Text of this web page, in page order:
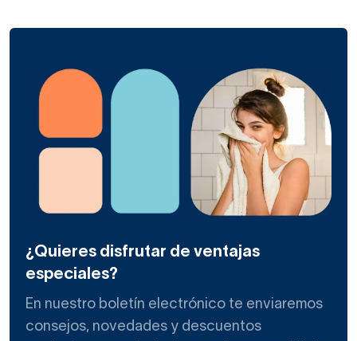
¿Quieres disfrutar de ventajas
especiales?
En nuestro boletín electrónico te enviaremos
consejos, novedades y descuentos